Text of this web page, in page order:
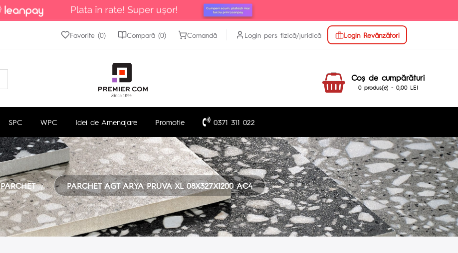
Login Revânzători
Login pers fizică/juridică
Favorite (0) Compară (0) Comandă
Coş de cumpărături
0 produs(e) - 0,00 LEI
SPC WPC Idei de Amenajare Promotie 0371 311 022
PARCHET PARCHET AGT ARYA PRUVA XL 08X327X1200 AC4